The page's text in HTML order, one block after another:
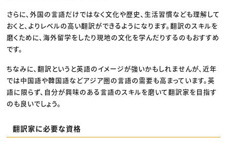
さらに、外国の言語だけではなく文化や歴史、生活習慣なども理解して
おくと、よりレベルの高い翻訳ができるようになります。翻訳のスキルを
磨くために、海外留学をしたり現地の文化を学んだりするのもおすすめ
です。
ちなみに、翻訳というと英語のイメージが強いかもしれませんが、近年
では中国語や韓国語などアジア圏の言語の需要も高まっています。英
語に限らず、自分が興味のある言語のスキルを磨いて翻訳家を目指す
のも良いでしょう。
翻訳家に必要な資格